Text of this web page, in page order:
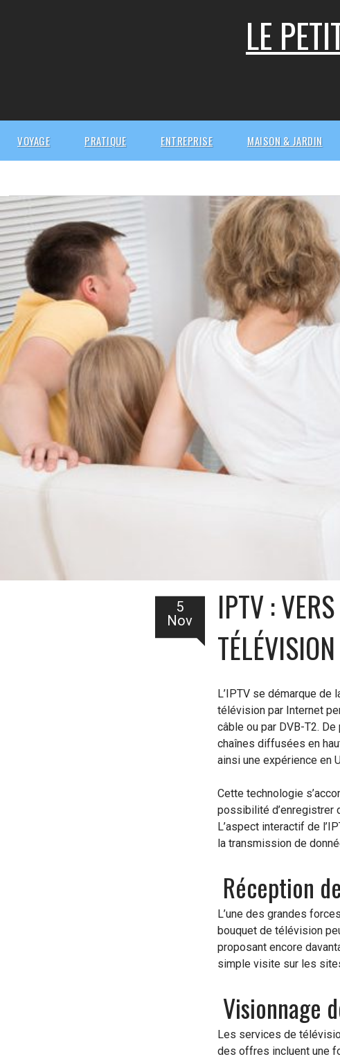
LE
VOYAGE PRATIQUE ENTREPRISE MAISON & JARDIN
5
Nov
IPTV :
TÉLÉVISION
L’IPTV se démarque
télévision par Internet
câble ou par DVB-T2.
chaînes diffusées en
ainsi une expérience en
Cette technologie
possibilité d’enregistrer
L’aspect interactif de
la transmission de
Réception
L’une des grandes
bouquet de télévision
proposant encore
simple visite sur les
Visionnage
Les services de
des offres incluent une